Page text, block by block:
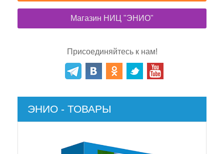
Магазин НИЦ "ЭНИО"
Присоединяйтесь к нам!
ЭНИО - ТОВАРЫ